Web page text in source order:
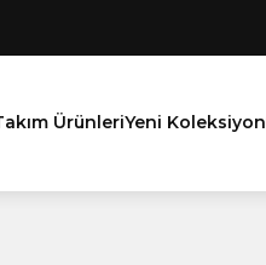
ÜrünleriYeni Koleksiyon